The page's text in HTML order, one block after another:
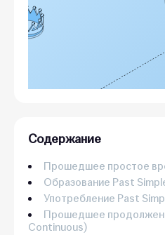
Содержание
Прошедшее простое
Образование Past
Употребление Past
Прошедшее
Continuous)